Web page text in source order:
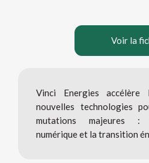
Voir la
Vinci Energies accélère
nouvelles technologies
mutations majeures :
numérique et la transition